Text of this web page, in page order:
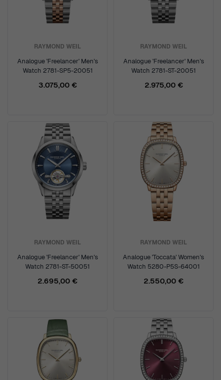
RAYMOND WEIL
Analogue 'Freelancer' Men's
Watch 2781-SP5-20051
3.075,00 €
RAYMOND WEIL
Analogue 'Freelancer' Men's
Watch 2781-ST-20051
2.975,00 €
RAYMOND WEIL
Analogue 'Freelancer' Men's
Watch 2781-ST-50051
2.695,00 €
RAYMOND WEIL
Analogue 'Toccata' Women's
Watch 5280-P5S-64001
2.550,00 €